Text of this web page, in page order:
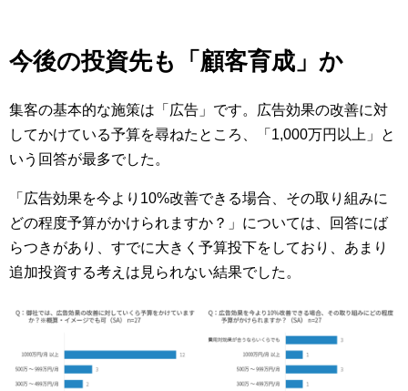
今後の投資先も「顧客育成」か
集客の基本的な施策は「広告」です。広告効果の改善に対
してかけている予算を尋ねたところ、「1,000万円以上」と
いう回答が最多でした。
「広告効果を今より10%改善できる場合、その取り組みに
どの程度予算がかけられますか？」については、回答にば
らつきがあり、すでに大きく予算投下をしており、あまり
追加投資する考えは見られない結果でした。